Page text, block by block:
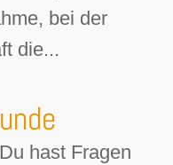
bei der
die...
hast Fragen